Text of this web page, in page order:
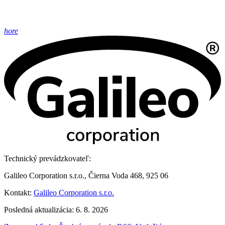
hore
Technický prevádzkovateľ:
Galileo Corporation s.r.o., Čierna Voda 468, 925 06
Kontakt: Galileo Corporation s.r.o.
Posledná aktualizácia: 6. 8. 2026